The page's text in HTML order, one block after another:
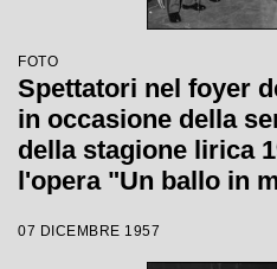
FOTO
Spettatori nel foyer
in occasione della
della stagione lirica
l'opera "Un ballo in
Gavazzeni con la
07 DICEMBRE 1957